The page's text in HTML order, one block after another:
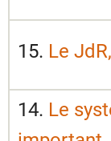
15. Le
14. Le